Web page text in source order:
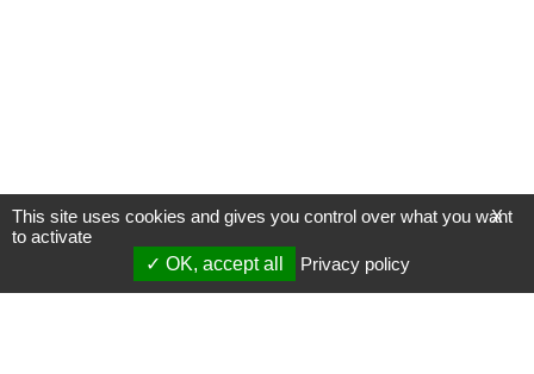
X
This site uses cookies and gives you control over what you want
to activate
OK, accept all
Privacy policy